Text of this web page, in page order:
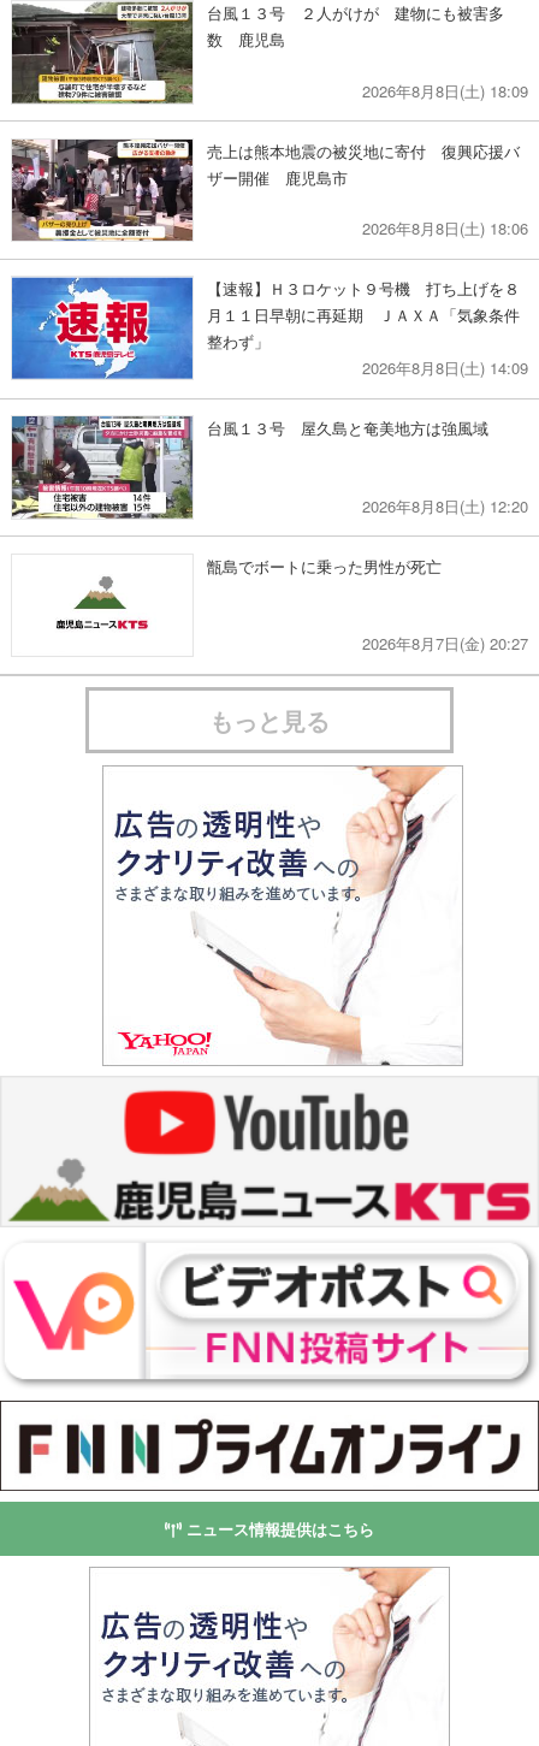
台風１３号 ２人がけが 建物にも被害多
数 鹿児島
2026年8月8日(土) 18:09
売上は熊本地震の被災地に寄付 復興応援バ
ザー開催 鹿児島市
2026年8月8日(土) 18:06
【速報】Ｈ３ロケット９号機 打ち上げを８
月１１日早朝に再延期 ＪＡＸＡ「気象条件
整わず」
2026年8月8日(土) 14:09
台風１３号 屋久島と奄美地方は強風域
2026年8月8日(土) 12:20
甑島でボートに乗った男性が死亡
2026年8月7日(金) 20:27
もっと見る
ニュース情報提供はこちら